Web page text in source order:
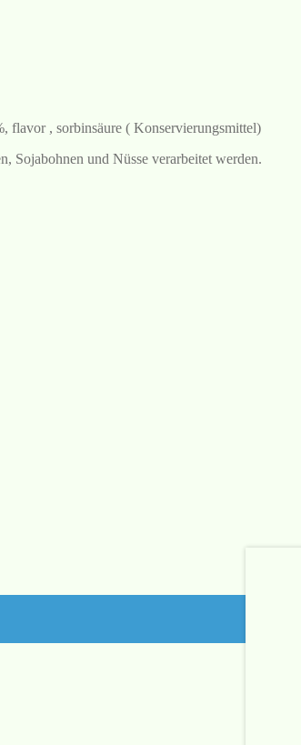
flavor , sorbinsäure ( Konservierungsmittel)
Sojabohnen und Nüsse verarbeitet werden.